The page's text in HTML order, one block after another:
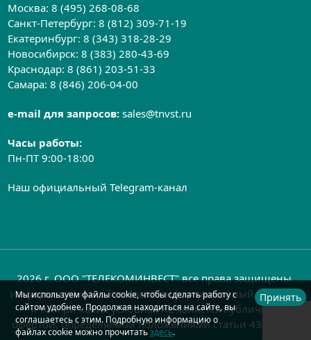
Москва:8 (495) 268-08-68
Санкт-Петербург:8 (812) 309-71-19
Екатеринбург:8 (343) 318-28-29
Новосибирск:8 (383) 280-43-69
Краснодар:8 (861) 203-51-33
Самара:8 (846) 206-04-00
e-mail для запросов:sales@tnvst.ru
Часы работы:
Пн-ПТ 9:00-18:00
Наш официальный Telegram-канал
2026 г. ООО "ТЕЛЕКОМИНВЕСТ" все права защищены.
Информация на сайте носит информационный характер
и ни при каких условиях не является публичной
офертой, определяемой положениями статьи 437 ГК РФ
Мы используем файлы cookie, чтобы сделать работу с
сайтом удобнее. Продолжая находиться на сайте, вы
соглашаетесь с этим. Подробную информацию о
файлах cookie можно прочитатьздесь.
Принять